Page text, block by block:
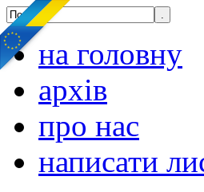
на головну
архів
про нас
написати